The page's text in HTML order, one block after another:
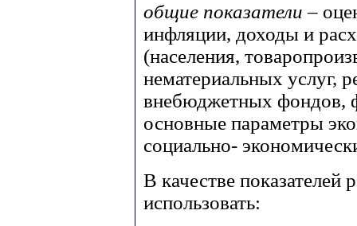
общие показатели –
инфляции, доходы и
(населения,
нематериальных услуг,
внебюджетных фондов,
основные параметры
социально-
В качестве показателей
использовать: